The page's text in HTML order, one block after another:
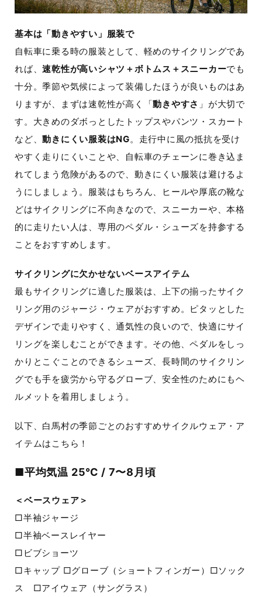
基本は「動きやすい」服装で
自転車に乗る時の服装として、軽めのサイクリングであ
れば、速乾性が高いシャツ＋ボトムス＋スニーカーでも
十分。季節や気候によって装備したほうが良いものはあ
りますが、まずは速乾性が高く「動きやすさ 」が大切で
す。大きめのダボっとしたトップスやパンツ・スカート
など、動きにくい服装はNG。走行中に風の抵抗を受け
やすく走りにくいことや、自転車のチェーンに巻き込ま
れてしまう危険があるので、動きにくい服装は避けるよ
うにしましょう。服装はもちろん、ヒールや厚底の靴な
どはサイクリングに不向きなので、スニーカーや、本格
的に走りたい人は、専用のペダル・シューズを持参する
ことをおすすめします。
サイクリングに欠かせないベースアイテム
最もサイクリングに適した服装は、上下の揃ったサイク
リング用のジャージ・ウェアがおすすめ。ピタッとした
デザインで走りやすく、通気性の良いので、快適にサイ
リングを楽しむことができます。その他、ペダルをしっ
かりとこぐことのできるシューズ、長時間のサイクリン
グでも手を疲労から守るグローブ、安全性のためにもヘ
ルメットを着用しましょう。
以下、白馬村の季節ごとのおすすめサイクルウェア・ア
イテムはこちら！
■平均気温 25℃ / 7〜8月頃
＜ベースウェア＞
□半袖ジャージ
□半袖ベースレイヤー
□ビブショーツ
□キャップ □グローブ（ショートフィンガー）□ソック
ス □アイウェア（サングラス）